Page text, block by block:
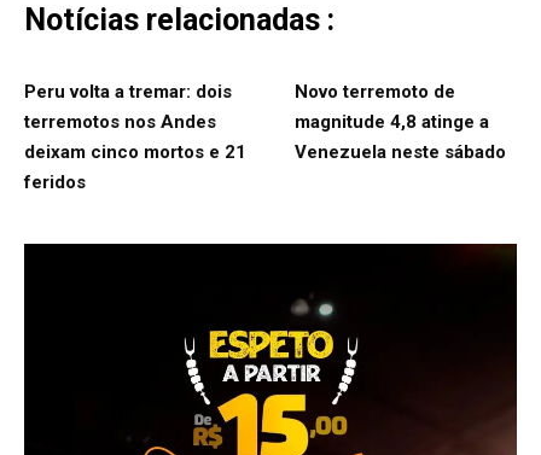
Notícias relacionadas :
Peru volta a tremar: dois
terremotos nos Andes
deixam cinco mortos e 21
feridos
Novo terremoto de
magnitude 4,8 atinge a
Venezuela neste sábado